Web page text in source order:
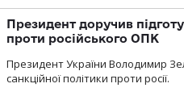
Президент доручив
проти російського ОПК
Президент України Володимир
санкційної політики проти росії.